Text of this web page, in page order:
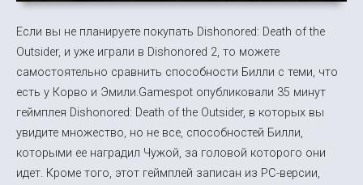
Если вы не планируете покупать Dishonored: Death of the
Outsider, и уже играли в Dishonored 2, то можете
самостоятельно сравнить способности Билли с теми, что
есть у Корво и Эмили.Gamespot опубликовали 35 минут
геймплея Dishonored: Death of the Outsider, в которых вы
увидите множество, но не все, способностей Билли,
которыми ее наградил Чужой, за головой которого они
идет. Кроме того, этот геймплей записан из PC-версии,